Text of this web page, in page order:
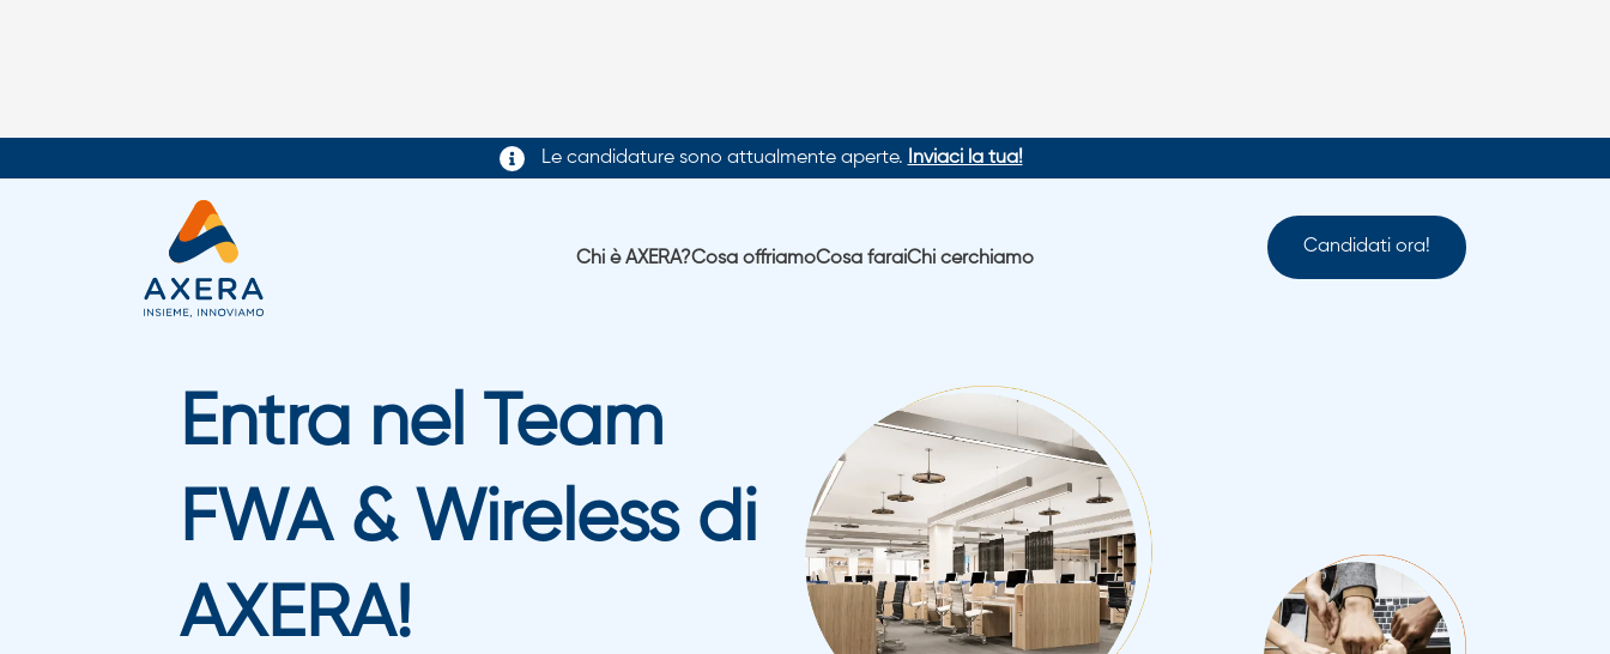
Le candidature sono attualmente aperte. Inviaci la tua!
Chi è AXERA?Cosa offriamoCosa faraiChi cerchiamo
Candidati ora!
Entra nel Team
FWA & Wirelessdi
AXERA!